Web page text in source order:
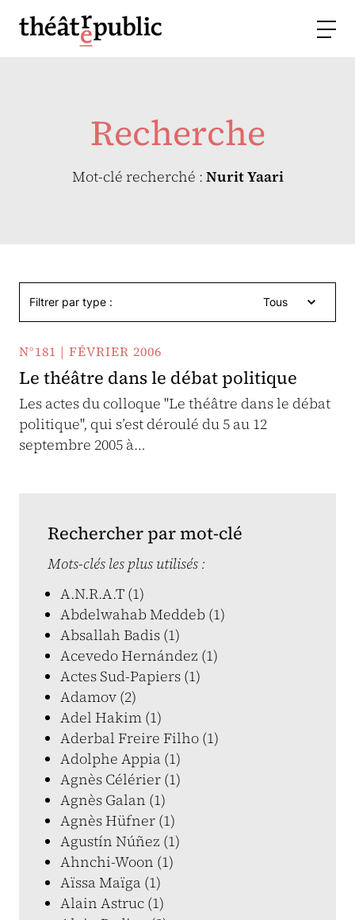
Recherche
Mot-clé recherché : Nurit Yaari
Filtrer par type : Tous
N°181 | FÉVRIER 2006
Le théâtre dans le débat politique
Les actes du colloque "Le théâtre dans le débat
politique", qui s’est déroulé du 5 au 12
septembre 2005 à…
Rechercher par mot-clé
Mots-clés les plus utilisés :
A.N.R.A.T (1)
Abdelwahab Meddeb (1)
Absallah Badis (1)
Acevedo Hernández (1)
Actes Sud-Papiers (1)
Adamov (2)
Adel Hakim (1)
Aderbal Freire Filho (1)
Adolphe Appia (1)
Agnès Célérier (1)
Agnès Galan (1)
Agnès Hüfner (1)
Agustín Núñez (1)
Ahnchi-Woon (1)
Aïssa Maïga (1)
Alain Astruc (1)